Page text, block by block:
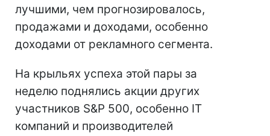
лучшими, чем прогнозировалось,
продажами и доходами, особенно
доходами от рекламного сегмента.
На крыльях успеха этой пары за
неделю поднялись акции других
участников S&P 500, особенно IT
компаний и производителей